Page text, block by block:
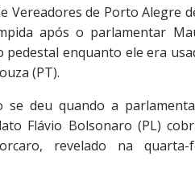
Vereadores de Porto Alegre
após o parlamentar
enquanto ele era
(PT).
se deu quando a
Flávio Bolsonaro (PL)
revelado na